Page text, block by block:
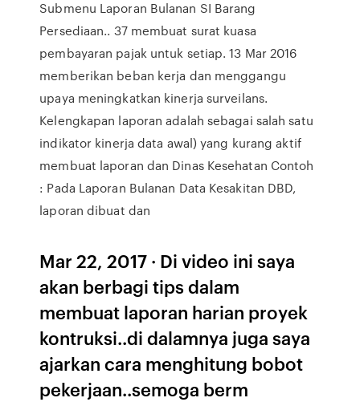
Submenu Laporan Bulanan SI Barang
Persediaan.. 37 membuat surat kuasa
pembayaran pajak untuk setiap. 13 Mar 2016
memberikan beban kerja dan menggangu
upaya meningkatkan kinerja surveilans.
Kelengkapan laporan adalah sebagai salah satu
indikator kinerja data awal) yang kurang aktif
membuat laporan dan Dinas Kesehatan Contoh
: Pada Laporan Bulanan Data Kesakitan DBD,
laporan dibuat dan
Mar 22, 2017 · Di video ini saya
akan berbagi tips dalam
membuat laporan harian proyek
kontruksi..di dalamnya juga saya
ajarkan cara menghitung bobot
pekerjaan..semoga berm